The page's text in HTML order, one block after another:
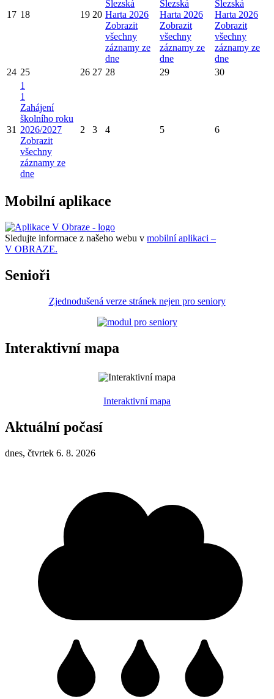
17 18 19 20
Slezská
Harta 2026
Zobrazit
všechny
záznamy ze
dne
Slezská
Harta 2026
Zobrazit
všechny
záznamy ze
dne
Slezská
Harta 2026
Zobrazit
všechny
záznamy ze
dne
24 25 26 27 28 29 30
31
1
1
Zahájení
školního roku
2026/2027
Zobrazit
všechny
záznamy ze
dne
2 3 4 5 6
Mobilní aplikace
Sledujte informace z našeho webu v mobilní aplikaci –
V OBRAZE.
Senioři
Zjednodušená verze stránek nejen pro seniory
Interaktivní mapa
Interaktivní mapa
Aktuální počasí
dnes, čtvrtek 6. 8. 2026